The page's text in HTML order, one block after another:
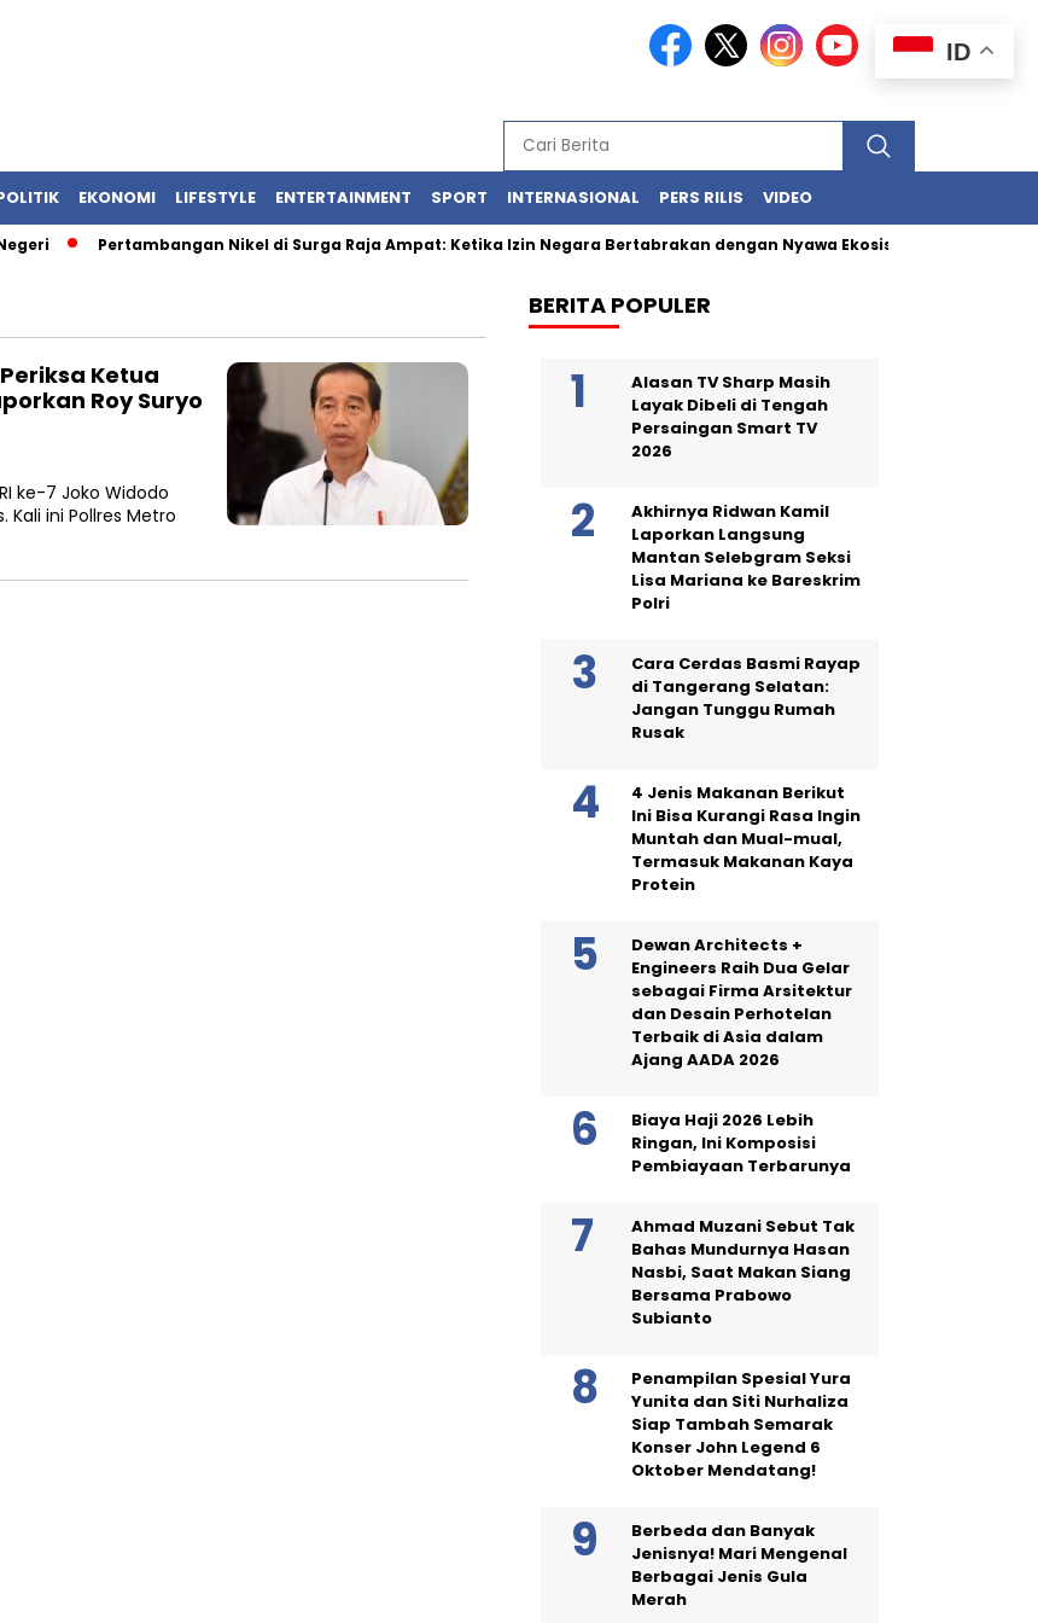
EKONOMI LIFESTYLE ENTERTAINMENT SPORT INTERNASIONAL PERS RILIS VIDEO
Pertambangan Nikel di Surga Raja Ampat: Ketika Izin Negara Bertabrakan dengan Nyawa Ekosistem Laut
Ketua
Roy Suryo
ke-7 Joko Widodo
ini Pollres Metro
BERITA POPULER
Alasan TV Sharp Masih
Layak Dibeli di Tengah
Persaingan Smart TV
2026
Akhirnya Ridwan Kamil
Laporkan Langsung
Mantan Selebgram Seksi
Lisa Mariana ke Bareskrim
Polri
Cara Cerdas Basmi Rayap
di Tangerang Selatan:
Jangan Tunggu Rumah
Rusak
4 Jenis Makanan Berikut
Ini Bisa Kurangi Rasa Ingin
Muntah dan Mual-mual,
Termasuk Makanan Kaya
Protein
Dewan Architects +
Engineers Raih Dua Gelar
sebagai Firma Arsitektur
dan Desain Perhotelan
Terbaik di Asia dalam
Ajang AADA 2026
Biaya Haji 2026 Lebih
Ringan, Ini Komposisi
Pembiayaan Terbarunya
Ahmad Muzani Sebut Tak
Bahas Mundurnya Hasan
Nasbi, Saat Makan Siang
Bersama Prabowo
Subianto
Penampilan Spesial Yura
Yunita dan Siti Nurhaliza
Siap Tambah Semarak
Konser John Legend 6
Oktober Mendatang!
Berbeda dan Banyak
Jenisnya! Mari Mengenal
Berbagai Jenis Gula
Merah
ID